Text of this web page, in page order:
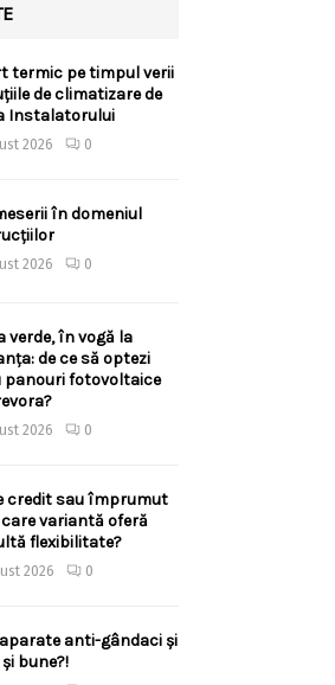
termic pe timpul verii
de climatizare de
Instalatorului
2026 0
în domeniul
2026 0
verde, în vogă la
de ce să optezi
panouri fotovoltaice
2026 0
credit sau împrumut
variantă oferă
flexibilitate?
2026 0
anti-gândaci și
bune?!